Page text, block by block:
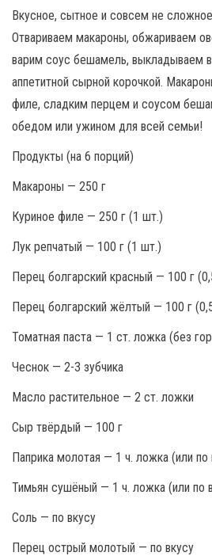
Вкусное, сытное и совсем не
Отвариваем макароны, обжариваем
варим соус бешамель, выкладываем
аппетитной сырной корочкой.
филе, сладким перцем и соусом
обедом или ужином для всей семьи!
Продукты (на 6 порций)
Макароны — 250 г
Куриное филе — 250 г (1 шт.)
Лук репчатый — 100 г (1 шт.)
Перец болгарский красный — 100 г
Перец болгарский жёлтый — 100 г
Томатная паста — 1 ст. ложка (без
Чеснок — 2-3 зубчика
Масло растительное — 2 ст. ложки
Сыр твёрдый — 100 г
Паприка молотая — 1 ч. ложка (или по
Тимьян сушёный — 1 ч. ложка (или по
Соль — по вкусу
Перец острый молотый — по вкусу